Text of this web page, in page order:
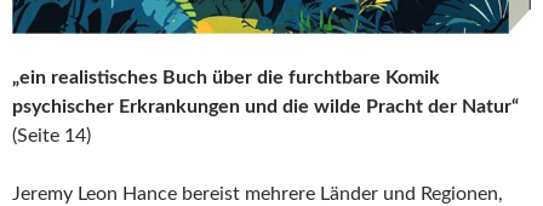
„ein realistisches Buch über die furchtbare Komik
psychischer Erkrankungen und die wilde Pracht der Natur“
(Seite 14)
Jeremy Leon Hance bereist mehrere Länder und Regionen,